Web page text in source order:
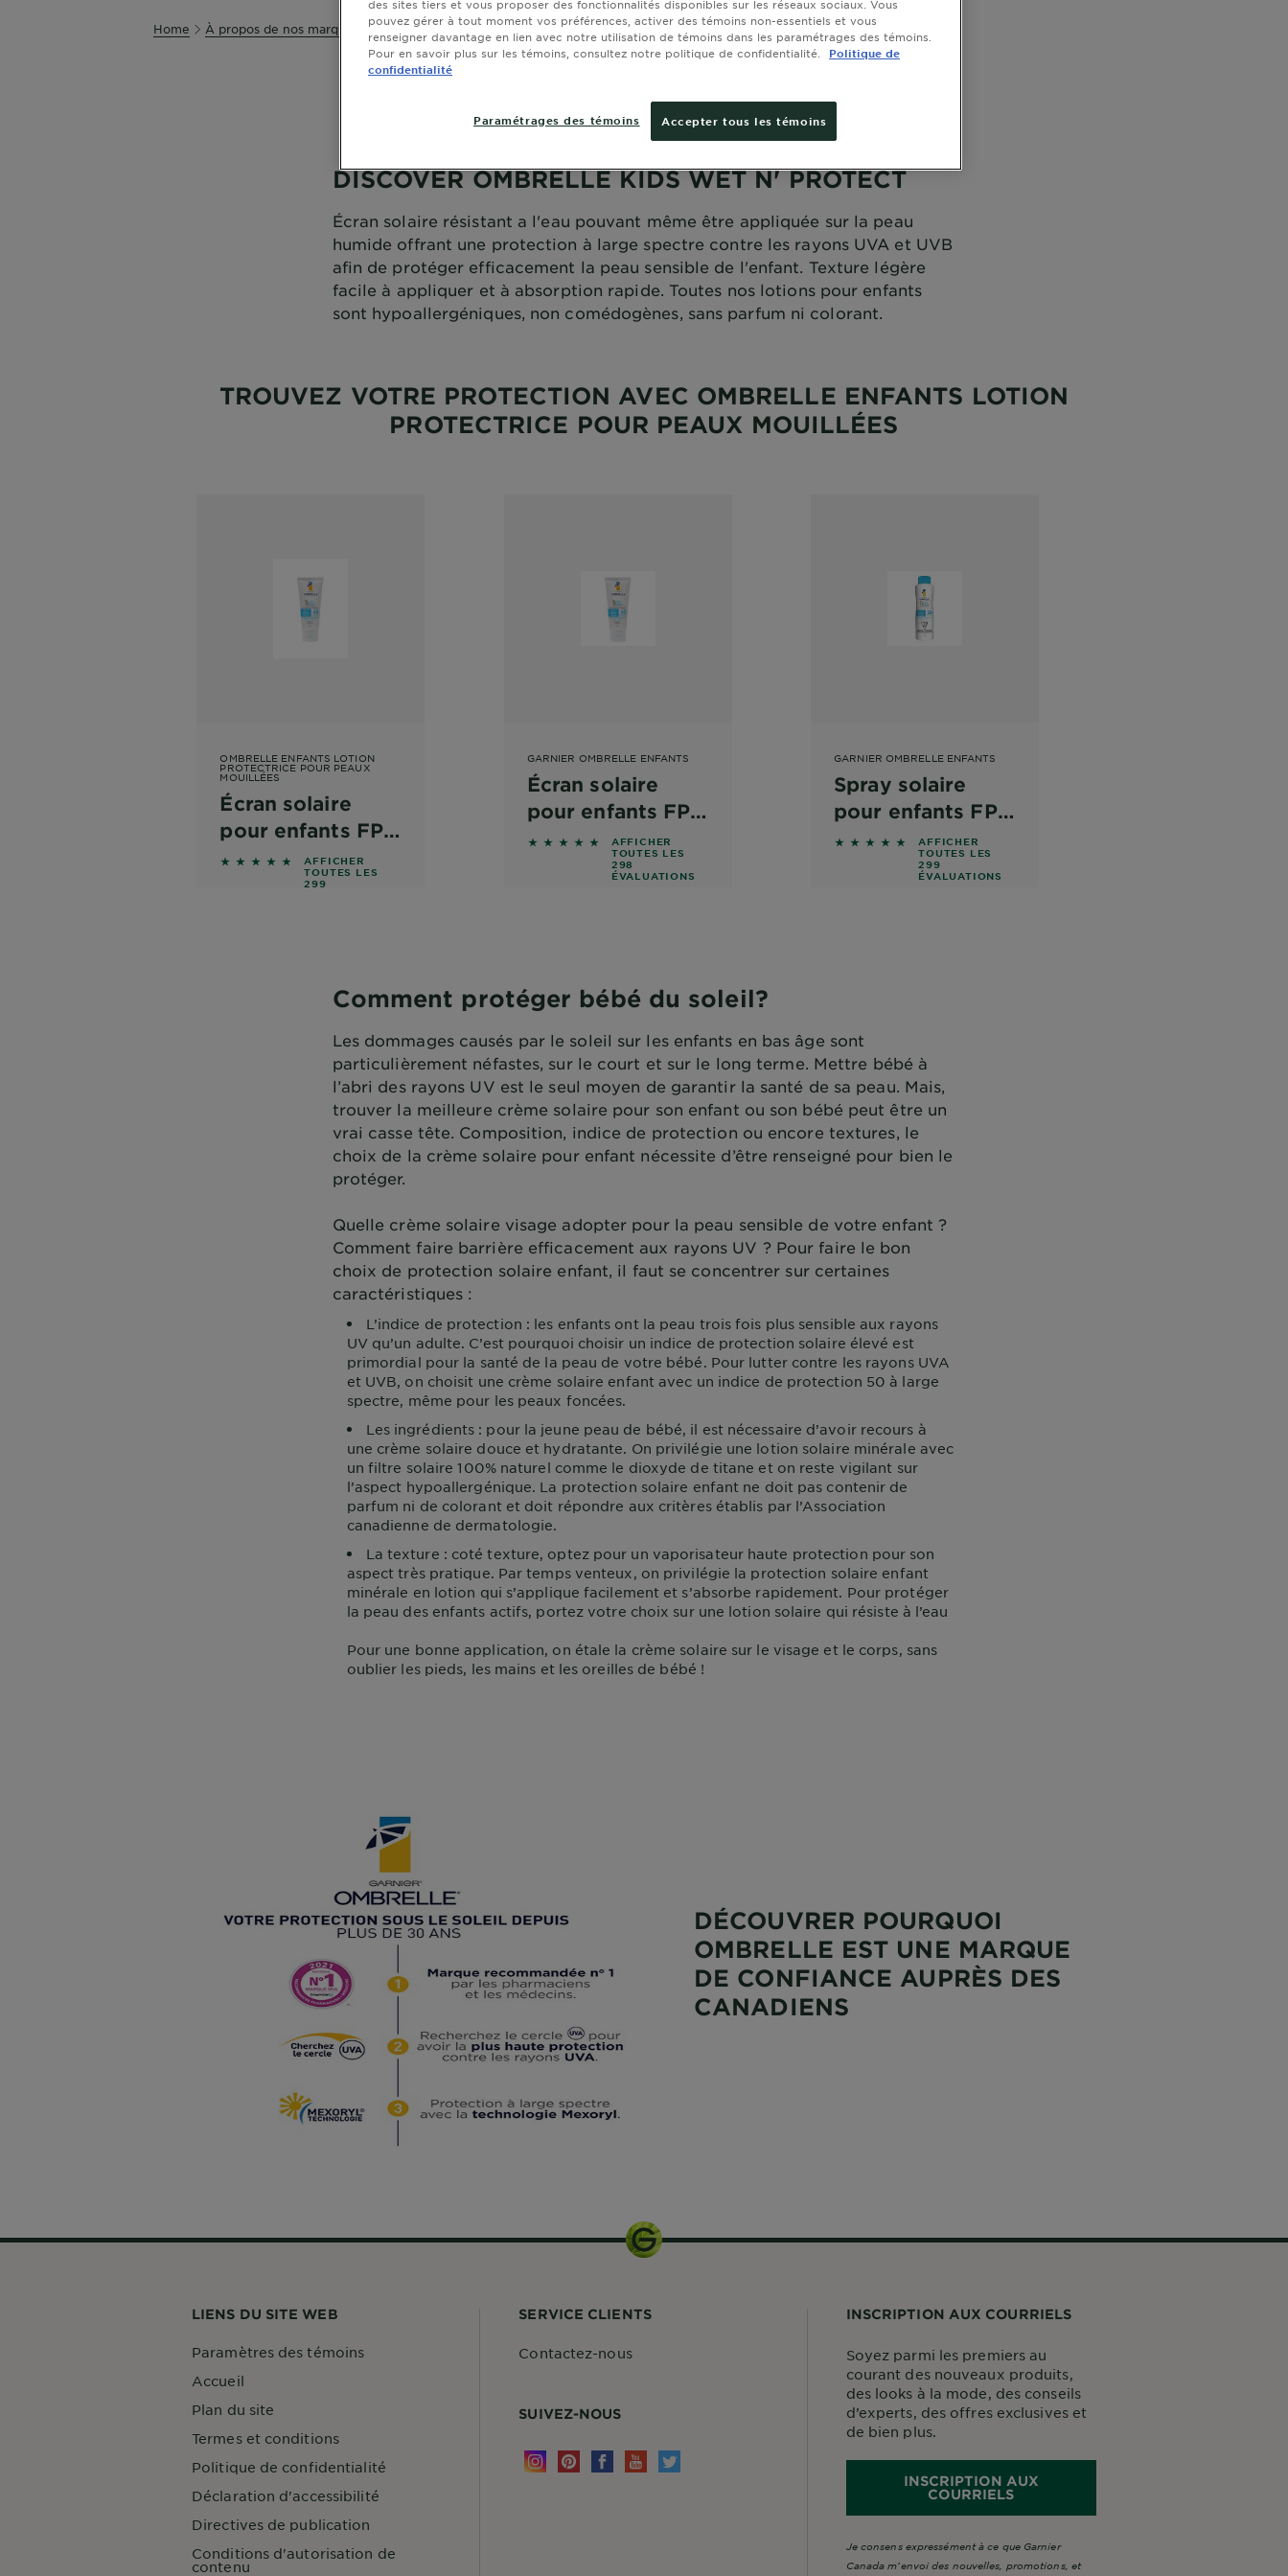
Home À propos de nos marques Protection solaire Ombrelle Kids
DISCOVER OMBRELLE KIDS WET N' PROTECT
Écran solaire résistant a l'eau pouvant même être appliquée sur la peau
humide offrant une protection à large spectre contre les rayons UVA et UVB
afin de protéger efficacement la peau sensible de l'enfant. Texture légère
facile à appliquer et à absorption rapide. Toutes nos lotions pour enfants
sont hypoallergéniques, non comédogènes, sans parfum ni colorant.
TROUVEZ VOTRE PROTECTION AVEC OMBRELLE ENFANTS LOTION
PROTECTRICE POUR PEAUX MOUILLÉES
OMBRELLE ENFANTS LOTION
PROTECTRICE POUR PEAUX
MOUILLÉES
Écran solaire
pour enfants FPS
45
4.6087 out of 5 stars based on reviews
AFFICHER
TOUTES LES
299
GARNIER OMBRELLE ENFANTS
Écran solaire
pour enfants FPS
60
4.6208 out of 5 stars based on reviews
AFFICHER
TOUTES LES
298
ÉVALUATIONS
GARNIER OMBRELLE ENFANTS
Spray solaire
pour enfants FPS
50+
4.6087 out of 5 stars based on reviews
AFFICHER
TOUTES LES
299
ÉVALUATIONS
Comment protéger bébé du soleil?
Les dommages causés par le soleil sur les enfants en bas âge sont
particulièrement néfastes, sur le court et sur le long terme. Mettre bébé à
l’abri des rayons UV est le seul moyen de garantir la santé de sa peau. Mais,
trouver la meilleure crème solaire pour son enfant ou son bébé peut être un
vrai casse tête. Composition, indice de protection ou encore textures, le
choix de la crème solaire pour enfant nécessite d’être renseigné pour bien le
protéger.
Quelle crème solaire visage adopter pour la peau sensible de votre enfant ?
Comment faire barrière efficacement aux rayons UV ? Pour faire le bon
choix de protection solaire enfant, il faut se concentrer sur certaines
caractéristiques :
L’indice de protection : les enfants ont la peau trois fois plus sensible aux rayons
UV qu’un adulte. C’est pourquoi choisir un indice de protection solaire élevé est
primordial pour la santé de la peau de votre bébé. Pour lutter contre les rayons UVA
et UVB, on choisit une crème solaire enfant avec un indice de protection 50 à large
spectre, même pour les peaux foncées.
Les ingrédients : pour la jeune peau de bébé, il est nécessaire d’avoir recours à
une crème solaire douce et hydratante. On privilégie une lotion solaire minérale avec
un filtre solaire 100% naturel comme le dioxyde de titane et on reste vigilant sur
l’aspect hypoallergénique. La protection solaire enfant ne doit pas contenir de
parfum ni de colorant et doit répondre aux critères établis par l’Association
canadienne de dermatologie.
La texture : coté texture, optez pour un vaporisateur haute protection pour son
aspect très pratique. Par temps venteux, on privilégie la protection solaire enfant
minérale en lotion qui s’applique facilement et s’absorbe rapidement. Pour protéger
la peau des enfants actifs, portez votre choix sur une lotion solaire qui résiste à l’eau
Pour une bonne application, on étale la crème solaire sur le visage et le corps, sans
oublier les pieds, les mains et les oreilles de bébé !
DÉCOUVRER POURQUOI
OMBRELLE EST UNE MARQUE
DE CONFIANCE AUPRÈS DES
CANADIENS
LIENS DU SITE WEB
Paramètres des témoins
Accueil
Plan du site
Termes et conditions
Politique de confidentialité
Déclaration d'accessibilité
Directives de publication
Conditions d'autorisation de
contenu
SERVICE CLIENTS
Contactez-nous
SUIVEZ-NOUS
INSCRIPTION AUX COURRIELS
Soyez parmi les premiers au
courant des nouveaux produits,
des looks à la mode, des conseils
d’experts, des offres exclusives et
de bien plus.
INSCRIPTION AUX
COURRIELS
Je consens expressément à ce que Garnier
Canada m’envoi des nouvelles, promotions, et
des sites tiers et vous proposer des fonctionnalités disponibles sur les réseaux sociaux. Vous
pouvez gérer à tout moment vos préférences, activer des témoins non-essentiels et vous
renseigner davantage en lien avec notre utilisation de témoins dans les paramétrages des témoins.
Pour en savoir plus sur les témoins, consultez notre politique de confidentialité.
Politique de
confidentialité
Accepter tous les témoins
Paramétrages des témoins